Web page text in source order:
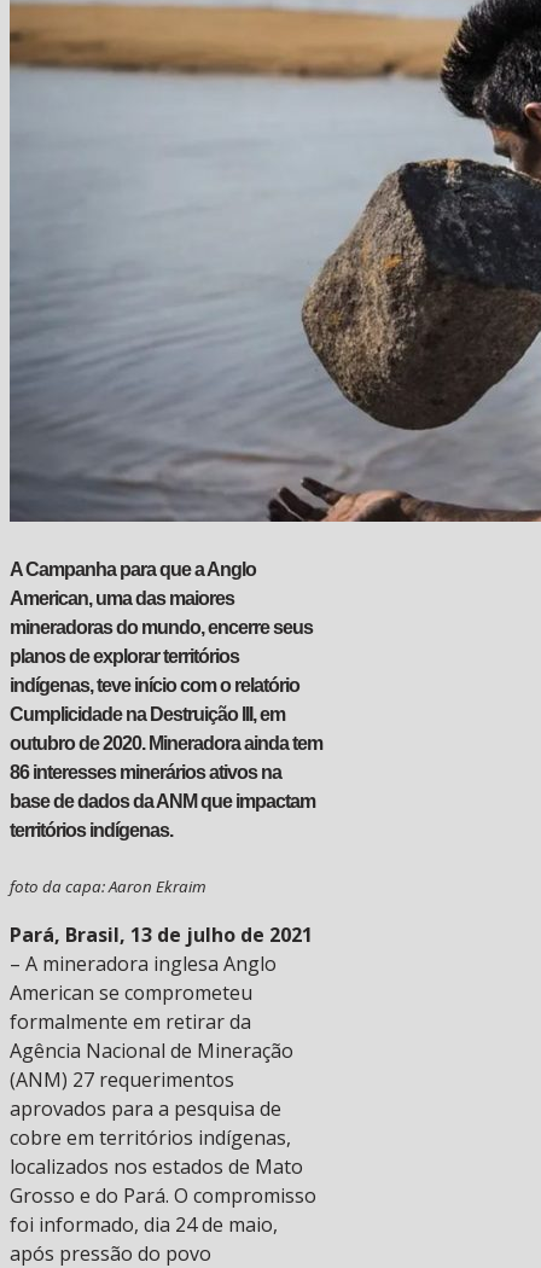
A Campanha para que a Anglo
American, uma das maiores
mineradoras do mundo, encerre seus
planos de explorar territórios
indígenas, teve início com o relatório
Cumplicidade na Destruição III, em
outubro de 2020. Mineradora ainda tem
86 interesses minerários ativos na
base de dados da ANM que impactam
territórios indígenas.
foto da capa: Aaron Ekraim
Pará, Brasil, 13 de julho de 2021
– A mineradora inglesa Anglo
American se comprometeu
formalmente em retirar da
Agência Nacional de Mineração
(ANM) 27 requerimentos
aprovados para a pesquisa de
cobre em territórios indígenas,
localizados nos estados de Mato
Grosso e do Pará. O compromisso
foi informado, dia 24 de maio,
após pressão do povo